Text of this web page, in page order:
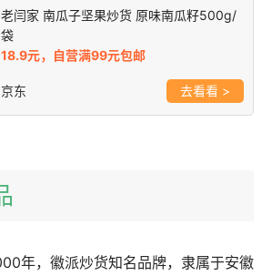
老闫家 南瓜子坚果炒货 原味南瓜籽500g/
袋
18.9元，自营满99元包邮
京东 >
年，徽派炒货知名品牌，隶属于安徽